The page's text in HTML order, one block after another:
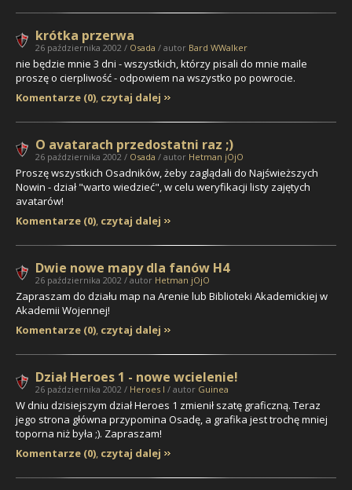
krótka przerwa
26 października 2002 / Osada / autor Bard WWalker
nie będzie mnie 3 dni - wszystkich, którzy pisali do mnie maile
proszę o cierpliwość - odpowiem na wszystko po powrocie.
Komentarze (0), czytaj dalej
O avatarach przedostatni raz ;)
26 października 2002 / Osada / autor Hetman jOjO
Proszę wszystkich Osadników, żeby zaglądali do Najświeższych
Nowin - dział "warto wiedzieć", w celu weryfikacji listy zajętych
avatarów!
Komentarze (0), czytaj dalej
Dwie nowe mapy dla fanów H4
26 października 2002 / autor Hetman jOjO
Zapraszam do działu map na Arenie lub Biblioteki Akademickiej w
Akademii Wojennej!
Komentarze (0), czytaj dalej
Dział Heroes 1 - nowe wcielenie!
26 października 2002 / Heroes I / autor Guinea
W dniu dzisiejszym dział Heroes 1 zmienił szatę graficzną. Teraz
jego strona główna przypomina Osadę, a grafika jest trochę mniej
toporna niż była ;). Zapraszam!
Komentarze (0), czytaj dalej